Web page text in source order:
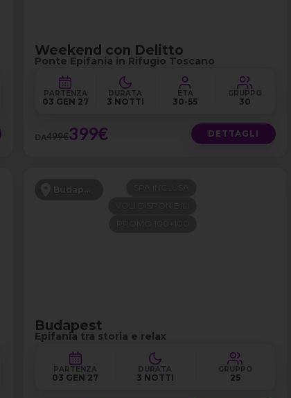
Weekend con Delitto
Ponte Epifania in Rifugio Toscano
PARTENZA
03 GEN 27
DURATA
3 NOTTI
ETÀ
30-55
GRUPPO
30
DA499€399€ DETTAGLI
Budapest
Budapest
Epifania tra storia e relax
PARTENZA
03 GEN 27
DURATA
3 NOTTI
GRUPPO
25